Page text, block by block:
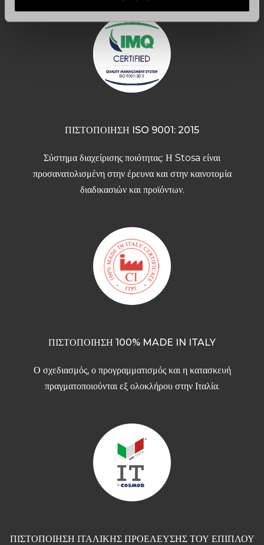
ΠΙΣΤΟΠΟΙΗΣΗ ISO 9001: 2015
Σύστημα διαχείρισης ποιότητας: Η Stosa είναι
προσανατολισμένη στην έρευνα και στην καινοτομία
διαδικασιών και προϊόντων.
ΠΙΣΤΟΠΟΙΗΣΗ 100% MADE IN ITALY
Ο σχεδιασμός, ο προγραμματισμός και η κατασκευή
πραγματοποιούνται εξ ολοκλήρου στην Ιταλία.
ΠΙΣΤΟΠΟΙΗΣΗ ΙΤΑΛΙΚΗΣ ΠΡΟΕΛΕΥΣΗΣ ΤΟΥ ΕΠΙΠΛΟΥ